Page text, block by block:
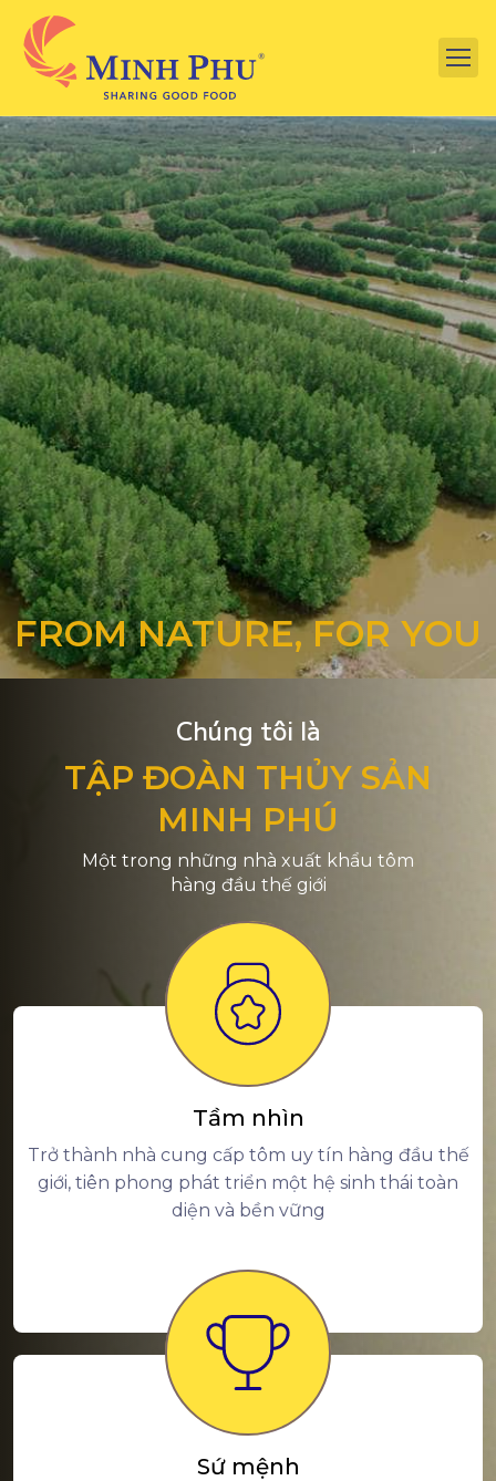
FROM NATURE, FOR YOU
Chúng tôi là
TẬP ĐOÀN THỦY SẢN
MINH PHÚ
Một trong những nhà xuất khẩu tôm
hàng đầu thế giới
Tầm nhìn
Trở thành nhà cung cấp tôm uy tín hàng đầu thế
giới, tiên phong phát triển một hệ sinh thái toàn
diện và bền vững
Sứ mệnh